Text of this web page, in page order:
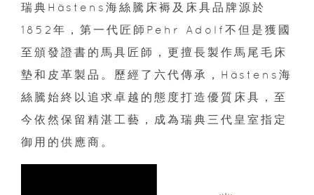
瑞典Hästens海絲騰床褥及床具品牌源於
1852年，第一代匠師Pehr Adolf不但是獲國
至頒發證書的馬具匠師，更擅長製作馬尾毛床
墊和皮革製品。歷經了六代傳承，Hästens海
絲騰始終以追求卓越的態度打造優質床具，至
今依然保留精湛工藝，成為瑞典三代皇室指定
御用的供應商。